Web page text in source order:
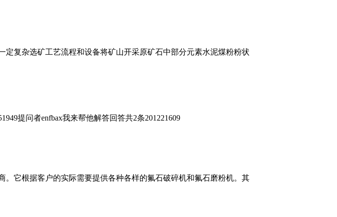
复杂选矿工艺流程和设备将矿山开采原矿石中部分元素水泥煤粉粉状
提问者enfbax我来帮他解答回答共2条201221609
。它根据客户的实际需要提供各种各样的氟石破碎机和氟石磨粉机。其